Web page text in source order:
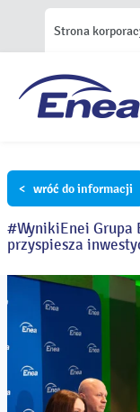
Strona
< wróć do informacji
#WynikiEnei Grupa
przyspiesza